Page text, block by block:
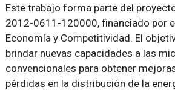
Este trabajo forma parte del proyecto
2012-0611-120000, financiado por
Economía y Competitividad. El
brindar nuevas capacidades a las
convencionales para obtener
pérdidas en la distribución de la